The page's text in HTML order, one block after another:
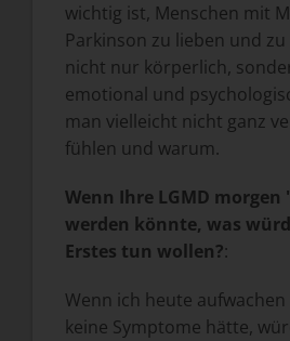
wichtig ist, Menschen mit
Parkinson zu lieben und
nicht nur körperlich,
emotional und
man vielleicht nicht ganz
fühlen und warum.
Wenn Ihre LGMD
werden könnte, was
Erstes tun wollen?:
Wenn ich heute
keine Symptome hätte,